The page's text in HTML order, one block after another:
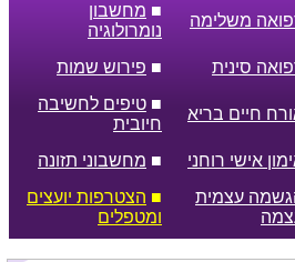
משלימה
■ מחשבון
נומרולוגיה
סינית ■ פירוש שמות
חיים בריא
■ טיפים לחשיבה
חיובית
אישי רוחני ■ מחשבוני תזונה
עצמית
■ הצטרפות יועצים
ומטפלים